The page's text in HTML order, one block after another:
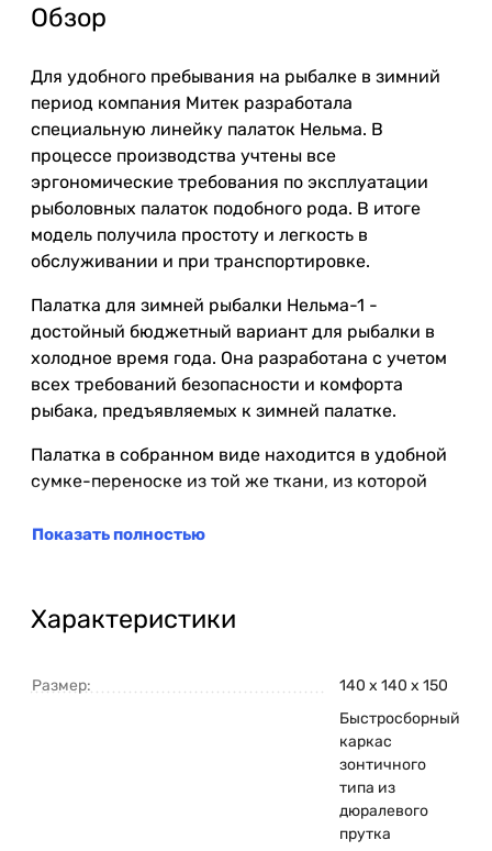
Обзор
Для удобного пребывания на рыбалке в зимний
период компания Митек разработала
специальную линейку палаток Нельма. В
процессе производства учтены все
эргономические требования по эксплуатации
рыболовных палаток подобного рода. В итоге
модель получила простоту и легкость в
обслуживании и при транспортировке.
Палатка для зимней рыбалки Нельма-1 -
достойный бюджетный вариант для рыбалки в
холодное время года. Она разработана с учетом
всех требований безопасности и комфорта
рыбака, предъявляемых к зимней палатке.
Палатка в собранном виде находится в удобной
сумке-переноске из той же ткани, из которой
Тент выполнен в традиционной оранжево-
Яркий оранжевый купол делает палатку
заметной. Для безопасности в темное время
суток палатка оснащена светоотражающими
Петли для оттяжки позволяют надежно укрепить
Показать полностью
Характеристики
Размер:
140 х 140 х 150
Быстросборный
каркас
зонтичного
типа из
дюралевого
прутка